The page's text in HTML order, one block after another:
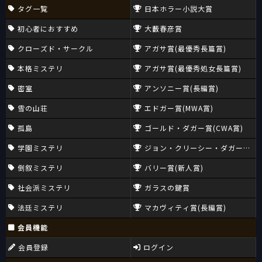
タグ一覧
初心者におすすめ
クローズド・サークル
本格ミステリ
密室
雪の山荘
孤島
学園ミステリ
倒叙ミステリ
社会派ミステリ
法廷ミステリ
日本ホラー小説大賞
大藪春彦賞
アガサ賞(最優秀長篇賞)
アガサ賞(最優秀処女長篇賞)
アンソニー賞(長編賞)
エドガー賞(MWA賞)
ゴールド・ダガー賞(CWA賞)
ジョン・クリーシー・ダガー賞
バリー賞(新人賞)
ガラスの鍵賞
マカヴィティ賞(長編賞)
会員機能
会員登録
ログイン